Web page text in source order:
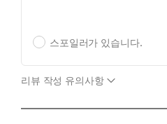
스포일러가 있습니다.
리뷰 작성 유의사항